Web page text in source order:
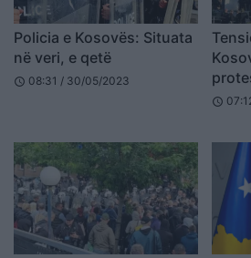
Policia e Kosovës: Situata
në veri, e qetë
schedule 08:31 / 30/05/2023
schedule